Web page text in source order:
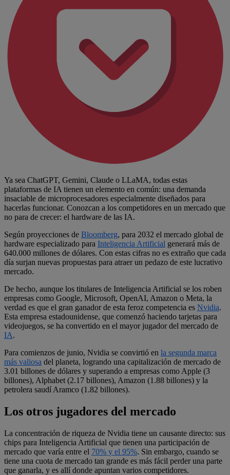
Ya sea ChatGPT, Gemini, Claude o LLaMA, todas estas
plataformas de IA tienen un elemento en común: una demanda
insaciable de microprocesadores especialmente diseñados para
hacerlas funcionar. Conozcan a los competidores en un mercado que
no para de crecer: el hardware de las IA.
Según proyecciones de Bloomberg, para 2032 el mercado global de
hardware especializado para Inteligencia Artificial generará más de
640.000 millones de dólares. Con estas cifras no es extraño que cada
día surjan nuevas propuestas para atraer un pedazo de este lucrativo
mercado.
De hecho, aunque los titulares de Inteligencia Artificial se los roben
empresas como Google, Microsoft, OpenAI, Amazon o Meta, la
verdad es que el gran ganador de esta feroz competencia es Nvidia.
Esta empresa estadounidense, que comenzó haciendo tarjetas para
videojuegos, se ha convertido en el mayor jugador del mercado de
IA.
Para comienzos de junio, Nvidia se convirtió en la segunda marca
más valiosa del planeta, logrando una capitalización de mercado de
3.01 billones de dólares y superando a empresas como Apple (3
billones), Alphabet (2.17 billones), Amazon (1.88 billones) y la
petrolera saudí Aramco (1.82 billones).
Los otros jugadores del mercado
La concentración de riqueza de Nvidia tiene un causante directo: sus
chips para Inteligencia Artificial que tienen una participación de
mercado que varía entre el 70% y el 95%. Sin embargo, cuando se
tiene una cuota de mercado tan grande es más fácil perder una parte
que ganarla, y es allí donde apuntan varios competidores.